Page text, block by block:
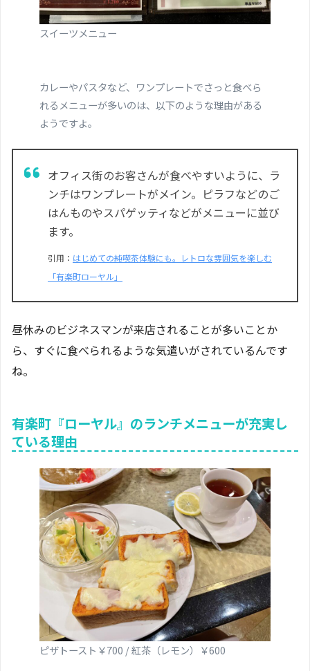
スイーツメニュー
カレーやパスタなど、ワンプレートでさっと食べら
れるメニューが多いのは、以下のような理由がある
ようですよ。
オフィス街のお客さんが食べやすいように、ラ
ンチはワンプレートがメイン。ピラフなどのご
はんものやスパゲッティなどがメニューに並び
ます。
引用： はじめての純喫茶体験にも。レトロな雰囲気を楽しむ
「有楽町ローヤル」
昼休みのビジネスマンが来店されることが多いことか
ら、すぐに食べられるような気遣いがされているんです
ね。
有楽町『ローヤル』のランチメニューが充実し
ている理由
ピザトースト￥700 / 紅茶（レモン）￥600